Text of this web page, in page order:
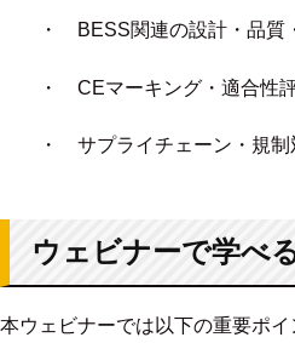
・ BESS関連の設計・品質
・ CEマーキング・適合性評
・ サプライチェーン・規制
ウェビナーで学べ
本ウェビナーでは以下の重要ポイ